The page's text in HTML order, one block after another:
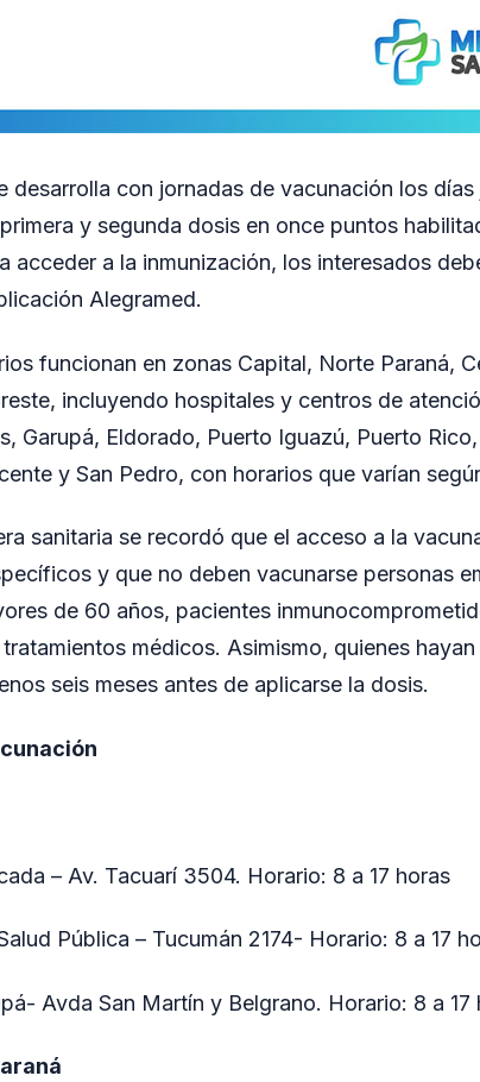
desarrolla con jornadas de vacunación los
y segunda dosis en once puntos
acceder a la inmunización, los interesados
Alegramed.
funcionan en zonas Capital, Norte Paraná,
incluyendo hospitales y centros de
Garupá, Eldorado, Puerto Iguazú, Puerto
y San Pedro, con horarios que varían
sanitaria se recordó que el acceso a la
y que no deben vacunarse personas
de 60 años, pacientes
médicos. Asimismo, quienes
seis meses antes de aplicarse la dosis.
– Av. Tacuarí 3504. Horario: 8 a 17 horas
Pública – Tucumán 2174- Horario: 8 a 17
Avda San Martín y Belgrano. Horario: 8 a 17